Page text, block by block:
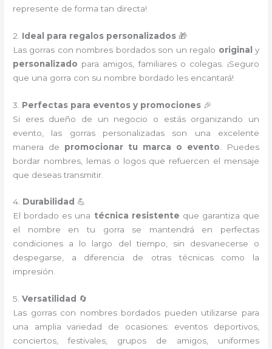
represente de forma tan directa!
2. Ideal para regalos personalizados 🎁
Las gorras con nombres bordados son un regalo original y
personalizado para amigos, familiares o colegas. ¡Seguro
que una gorra con su nombre bordado les encantará!
3. Perfectas para eventos y promociones 🎉
Si eres dueño de un negocio o estás organizando un
evento, las gorras personalizadas son una excelente
manera de promocionar tu marca o evento . Puedes
bordar nombres, lemas o logos que refuercen el mensaje
que deseas transmitir.
4. Durabilidad 💪
El bordado es una técnica resistente que garantiza que
el nombre en tu gorra se mantendrá en perfectas
condiciones a lo largo del tiempo, sin desvanecerse o
despegarse, a diferencia de otras técnicas como la
impresión.
5.Versatilidad 🔄
Las gorras con nombres bordados pueden utilizarse para
una amplia variedad de ocasiones: eventos deportivos,
conciertos, festivales, grupos de amigos, uniformes